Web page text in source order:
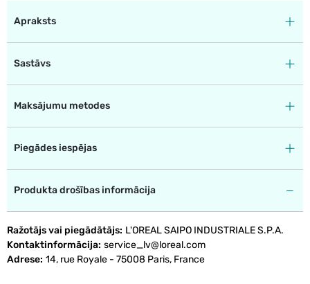
Apraksts
Sastāvs
Maksājumu metodes
Piegādes iespējas
Produkta drošības informācija
Ražotājs vai piegādātājs L'OREAL SAIPO INDUSTRIALE S.P.A.
Kontaktinformācija service_lv@loreal.com
Adrese 14, rue Royale - 75008 Paris, France